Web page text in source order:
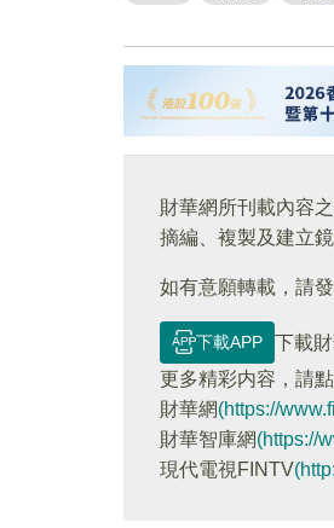
財華網所刊載內容
摘編、複製及建立
如有意願轉載，請
下載APP
下載
更多精彩内容，請點
財華網(https://
財華智庫網(https://
現代電視FINTV